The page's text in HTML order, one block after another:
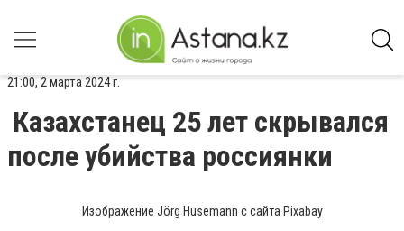
21:00, 2 марта 2024 г.
Казахстанец 25 лет скрывался
после убийства россиянки
Изображение Jörg Husemann с сайта Pixabay